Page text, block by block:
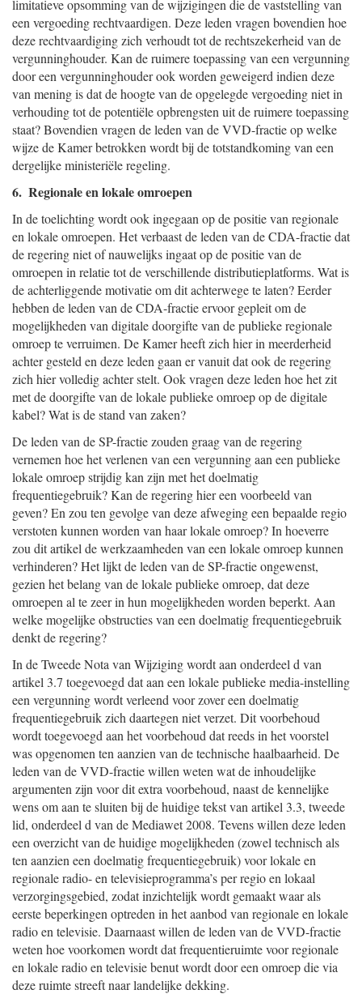
limitatieve opsomming van de wijzigingen die de vaststelling van
een vergoeding rechtvaardigen. Deze leden vragen bovendien hoe
deze rechtvaardiging zich verhoudt tot de rechtszekerheid van de
vergunninghouder. Kan de ruimere toepassing van een vergunning
door een vergunninghouder ook worden geweigerd indien deze
van mening is dat de hoogte van de opgelegde vergoeding niet in
verhouding tot de potentiële opbrengsten uit de ruimere toepassing
staat? Bovendien vragen de leden van de VVD-fractie op welke
wijze de Kamer betrokken wordt bij de totstandkoming van een
dergelijke ministeriële regeling.
6. Regionale en lokale omroepen
In de toelichting wordt ook ingegaan op de positie van regionale
en lokale omroepen. Het verbaast de leden van de CDA-fractie dat
de regering niet of nauwelijks ingaat op de positie van de
omroepen in relatie tot de verschillende distributieplatforms. Wat is
de achterliggende motivatie om dit achterwege te laten? Eerder
hebben de leden van de CDA-fractie ervoor gepleit om de
mogelijkheden van digitale doorgifte van de publieke regionale
omroep te verruimen. De Kamer heeft zich hier in meerderheid
achter gesteld en deze leden gaan er vanuit dat ook de regering
zich hier volledig achter stelt. Ook vragen deze leden hoe het zit
met de doorgifte van de lokale publieke omroep op de digitale
kabel? Wat is de stand van zaken?
De leden van de SP-fractie zouden graag van de regering
vernemen hoe het verlenen van een vergunning aan een publieke
lokale omroep strijdig kan zijn met het doelmatig
frequentiegebruik? Kan de regering hier een voorbeeld van
geven? En zou ten gevolge van deze afweging een bepaalde regio
verstoten kunnen worden van haar lokale omroep? In hoeverre
zou dit artikel de werkzaamheden van een lokale omroep kunnen
verhinderen? Het lijkt de leden van de SP-fractie ongewenst,
gezien het belang van de lokale publieke omroep, dat deze
omroepen al te zeer in hun mogelijkheden worden beperkt. Aan
welke mogelijke obstructies van een doelmatig frequentiegebruik
denkt de regering?
In de Tweede Nota van Wijziging wordt aan onderdeel d van
artikel 3.7 toegevoegd dat aan een lokale publieke media-instelling
een vergunning wordt verleend voor zover een doelmatig
frequentiegebruik zich daartegen niet verzet. Dit voorbehoud
wordt toegevoegd aan het voorbehoud dat reeds in het voorstel
was opgenomen ten aanzien van de technische haalbaarheid. De
leden van de VVD-fractie willen weten wat de inhoudelijke
argumenten zijn voor dit extra voorbehoud, naast de kennelijke
wens om aan te sluiten bij de huidige tekst van artikel 3.3, tweede
lid, onderdeel d van de Mediawet 2008. Tevens willen deze leden
een overzicht van de huidige mogelijkheden (zowel technisch als
ten aanzien een doelmatig frequentiegebruik) voor lokale en
regionale radio- en televisieprogramma’s per regio en lokaal
verzorgingsgebied, zodat inzichtelijk wordt gemaakt waar als
eerste beperkingen optreden in het aanbod van regionale en lokale
radio en televisie. Daarnaast willen de leden van de VVD-fractie
weten hoe voorkomen wordt dat frequentieruimte voor regionale
en lokale radio en televisie benut wordt door een omroep die via
deze ruimte streeft naar landelijke dekking.